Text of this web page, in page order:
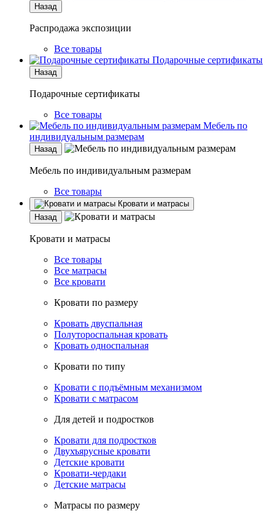
Назад
Распродажа экспозиции
Все товары
Подарочные сертификаты
Назад
Подарочные сертификаты
Все товары
Мебель по
индивидуальным размерам
Назад
Мебель по индивидуальным размерам
Все товары
Кровати и матрасы
Назад
Кровати и матрасы
Все товары
Все матрасы
Все кровати
Кровати по размеру
Кровать двуспальная
Полутороспальная кровать
Кровать односпальная
Кровати по типу
Кровати с подъёмным механизмом
Кровати с матрасом
Для детей и подростков
Кровати для подростков
Двухъярусные кровати
Детские кровати
Кровати-чердаки
Детские матрасы
Матрасы по размеру